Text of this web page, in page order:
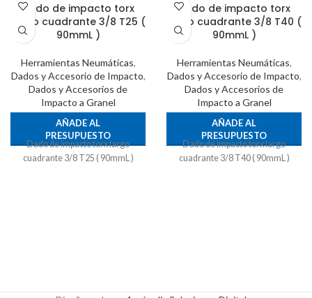
Dado de impacto torx
largo cuadrante 3/8 T25 (
90mmL )
Herramientas Neumáticas,
Dados y Accesorio de Impacto,
Dados y Accesorios de
Impacto a Granel
AÑADE AL
PRESUPUESTO
Dado de impacto torx largo
cuadrante 3/8 T25 ( 90mmL )
Dado de impacto torx
largo cuadrante 3/8 T40 (
90mmL )
Herramientas Neumáticas,
Dados y Accesorio de Impacto,
Dados y Accesorios de
Impacto a Granel
AÑADE AL
PRESUPUESTO
Dado de impacto torx largo
cuadrante 3/8 T40 ( 90mmL )